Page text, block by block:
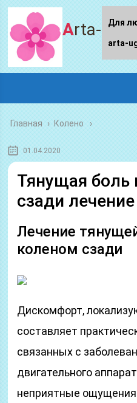
Arta-
Главная › Колено
01.04.2020
Тянущая боль
сзади лечение
Лечение
коленом сзади
Дискомфорт,
составляет
связанных с
двигательного
неприятные ощущения
Для
arta-